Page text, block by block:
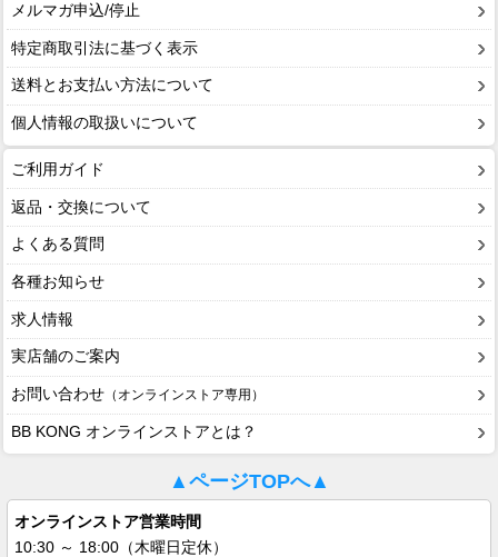
メルマガ申込/停止
特定商取引法に基づく表示
送料とお支払い方法について
個人情報の取扱いについて
ご利用ガイド
返品・交換について
よくある質問
各種お知らせ
求人情報
実店舗のご案内
お問い合わせ （オンラインストア専用）
BB KONG オンラインストアとは？
▲ページTOPへ▲
オンラインストア営業時間
10:30 ～ 18:00（木曜日定休）